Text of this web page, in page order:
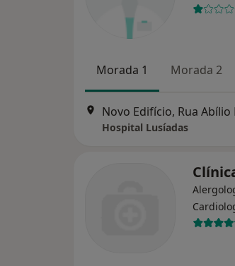
Morada 1 Morada 2
Novo Edifício, Rua
Hospital Lusíadas